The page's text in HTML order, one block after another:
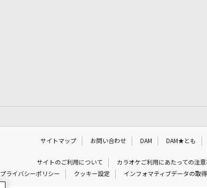
サイトマップ お問い合わせ DAM DAM★とも
サイトのご利用について カラオケご利用にあたっての注意
プライバシーポリシー クッキー設定 インフォマティブデータの取